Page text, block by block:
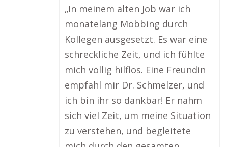
„In meinem alten Job war ich
monatelang Mobbing durch
Kollegen ausgesetzt. Es war eine
schreckliche Zeit, und ich fühlte
mich völlig hilflos. Eine Freundin
empfahl mir Dr. Schmelzer, und
ich bin ihr so dankbar! Er nahm
sich viel Zeit, um meine Situation
zu verstehen, und begleitete